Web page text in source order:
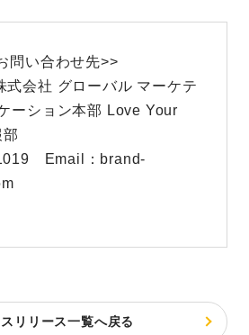
問い合わせ先>>
式会社 グローバル マーケテ
ーション本部 Love Your
Email：brand-
リリース一覧へ戻る